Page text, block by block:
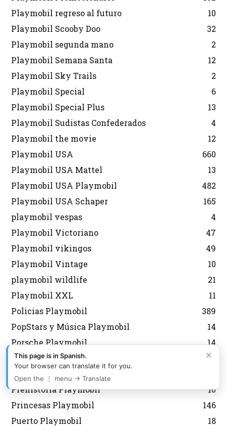
Playmobil regreso al futuro
10
Playmobil Scooby Doo
32
Playmobil segunda mano
2
Playmobil Semana Santa
12
Playmobil Sky Trails
2
Playmobil Special
6
Playmobil Special Plus
13
Playmobil Sudistas Confederados
4
Playmobil the movie
12
Playmobil USA
660
Playmobil USA Mattel
13
Playmobil USA Playmobil
482
Playmobil USA Schaper
165
playmobil vespas
4
Playmobil Victoriano
47
Playmobil vikingos
49
Playmobil Vintage
10
playmobil wildlife
21
Playmobil XXL
11
Policias Playmobil
389
PopStars y Música Playmobil
14
Porsche Playmobil
14
Pozos, Fuentes y Árboles Playmobil
25
Preguntas Playmobil
Prehistoria Playmobil
10
Princesas Playmobil
146
Puerto Playmobil
18
×
This page is in Spanish.
Your browser can translate it for you.
Open the ⋮ menu → Translate